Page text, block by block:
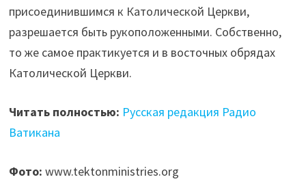
присоединившимся к Католической Церкви,
разрешается быть рукоположенными. Собственно,
то же самое практикуется и в восточных обрядах
Католической Церкви.
Читать полностью: Русская редакция Радио
Ватикана
Фото: www.tektonministries.org